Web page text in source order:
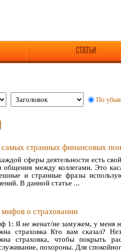
Статьи
По
самых странных финансовых
сферы деятельности есть
общения между коллегами. Это
и странные фразы
В данной статье ...
мифов о страховании
1: Я не женат/не замужем, у меня
страховка Кто вам сказал?
страховка, чтобы покрыть
похороны. Для